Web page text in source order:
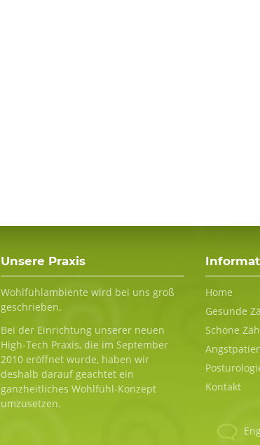
Unsere Praxis
Wohlfühlambiente wird bei uns groß
geschrieben.
Bei der Einrichtung unserer neuen
High-Tech Praxis, die im September
2010 eröffnet wurde, haben wir
deshalb darauf geachtet ein
ganzheitliches Wohlfühl-Konzept
umzusetzen.
Navigation
Home
Gesunde
Schöne
Kontakt